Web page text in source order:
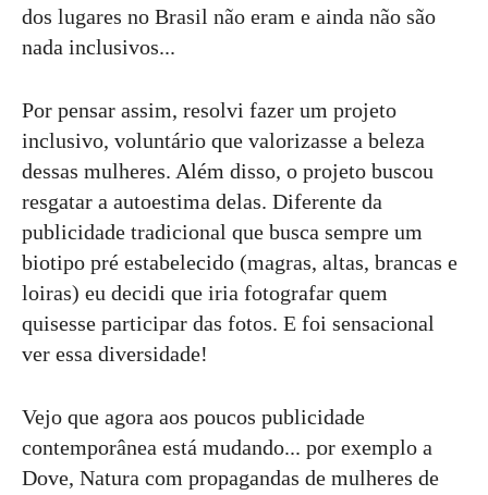
dos lugares no Brasil não eram e ainda não são
nada inclusivos...
Por pensar assim, resolvi fazer um projeto
inclusivo, voluntário que valorizasse a beleza
dessas mulheres. Além disso, o projeto buscou
resgatar a autoestima delas. Diferente da
publicidade tradicional que busca sempre um
biotipo pré estabelecido (magras, altas, brancas e
loiras) eu decidi que iria fotografar quem
quisesse participar das fotos. E foi sensacional
ver essa diversidade!
Vejo que agora aos poucos publicidade
contemporânea está mudando... por exemplo a
Dove, Natura com propagandas de mulheres de